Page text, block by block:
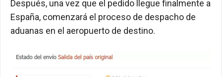
Después, una vez que el pedido llegue finalmente a
España, comenzará el proceso de despacho de
aduanas en el aeropuerto de destino.